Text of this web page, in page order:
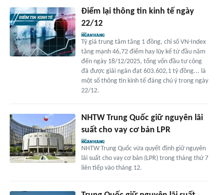
Điểm lại thông tin kinh tế ngày
22/12
Tỷ giá trung tâm tăng 1 đồng, chỉ số VN-Index
tăng mạnh 46,72 điểm hay lũy kế từ đầu năm
đến ngày 18/12/2025, tổng vốn đầu tư công
đã được giải ngân đạt 603.602,1 tỷ đồng... là
một số thông tin kinh tế đáng chú ý trong ngày
22/12.
NHTW Trung Quốc giữ nguyên lãi
suất cho vay cơ bản LPR
NHTW Trung Quốc vừa quyết định giữ nguyên
lãi suất cho vay cơ bản (LPR) trong tháng thứ 7
liên tiếp vào tháng 12.